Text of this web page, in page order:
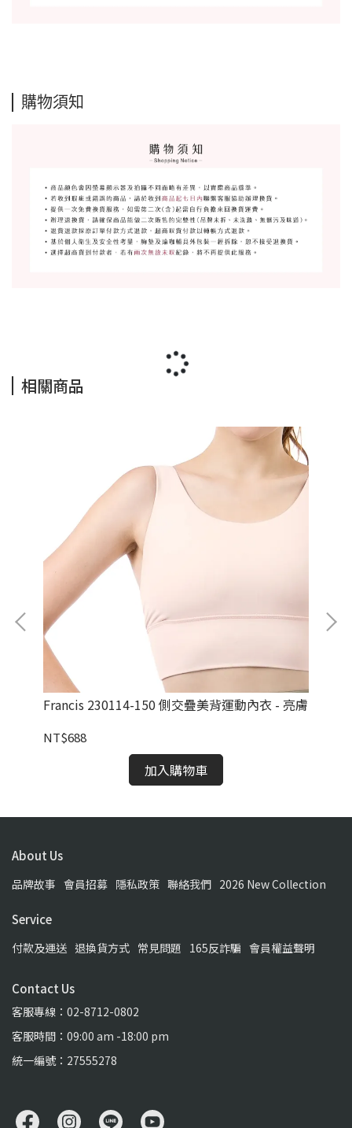
購物須知
相關商品
Francis 230114-150 側交疊美背運動內衣 - 亮膚
NT$688
加入購物車
About Us
品牌故事 會員招募 隱私政策 聯絡我們 2026 New Collection
Service
付款及運送 退換貨方式 常見問題 165反詐騙 會員權益聲明
Contact Us
客服專線：02-8712-0802
客服時間：09:00 am -18:00 pm
統一編號：27555278